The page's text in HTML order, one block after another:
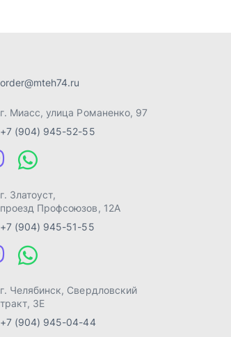
г. Челябинск,Свердловский
тракт, 3Е
Отправить заявку
Разработка -